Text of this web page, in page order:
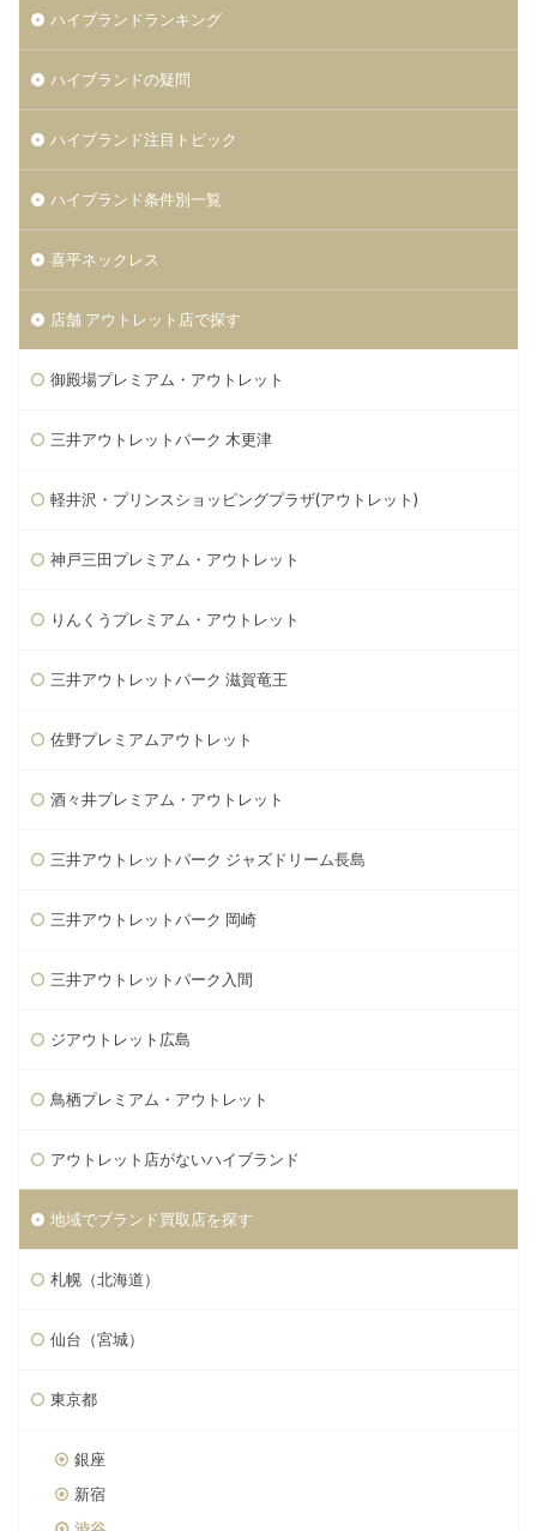
ハイブランドランキング
ハイブランドの疑問
ハイブランド注目トピック
ハイブランド条件別一覧
喜平ネックレス
店舗 アウトレット店で探す
御殿場プレミアム・アウトレット
三井アウトレットパーク 木更津
軽井沢・プリンスショッピングプラザ(アウトレット)
神戸三田プレミアム・アウトレット
りんくうプレミアム・アウトレット
三井アウトレットパーク 滋賀竜王
佐野プレミアムアウトレット
酒々井プレミアム・アウトレット
三井アウトレットパーク ジャズドリーム長島
三井アウトレットパーク 岡崎
三井アウトレットパーク入間
ジアウトレット広島
鳥栖プレミアム・アウトレット
アウトレット店がないハイブランド
地域でブランド買取店を探す
札幌（北海道）
仙台（宮城）
東京都
銀座
新宿